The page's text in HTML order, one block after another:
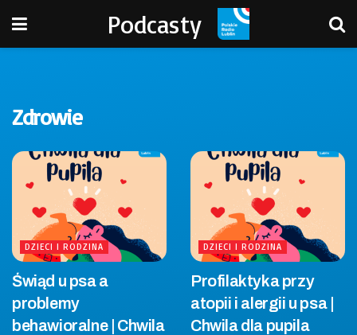
Podcasty
Zdrowie
DZIECI I RODZINA
Świąd u psa a
problemy
behawioralne | Chwila
DZIECI I RODZINA
Profilaktyka przy
atopii i alergii u psa |
Chwila dla pupila